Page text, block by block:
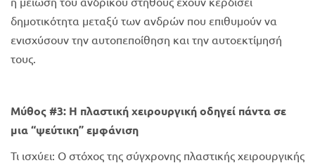
δημοτικότητα μεταξύ των ανδρών που επιθυμούν να
ενισχύσουν την αυτοπεποίθηση και την αυτοεκτίμησή
τους.
Μύθος #3: Η πλαστική χειρουργική οδηγεί πάντα σε
μια “ψεύτικη” εμφάνιση
Τι ισχύει: Ο στόχος της σύγχρονης πλαστικής χειρουργικής